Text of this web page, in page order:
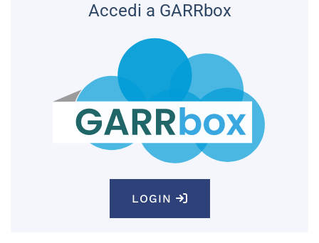
Accedi a GARRbox
LOGIN